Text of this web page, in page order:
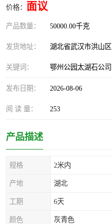
价格： 面议
产品数量： 50000.00千克
发货地址： 湖北省武汉市洪山区
关键词： 鄂州公园太湖石公司
发布日期： 2026-08-06
阅 读 量： 253
产品描述
规格 2米内
产地 湖北
工期 6天
颜色 灰青色